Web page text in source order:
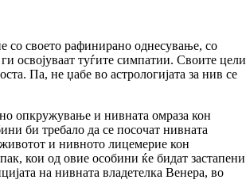
со своето рафинирано однесување, со
освојуваат туѓите симпатии. Своите цели
Па, не џабе во астрологијата за нив се
опкружување и нивната омраза кон
би требало да се посочат нивната
и нивното лицемерие кон
кои од овие особини ќе бидат застапени
на нивната владетелка Венера, во